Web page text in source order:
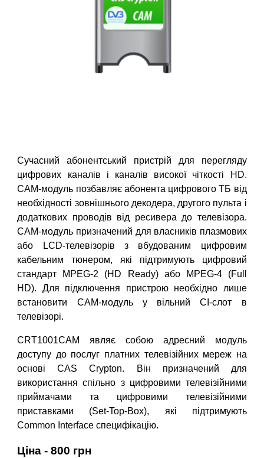
Сучасний абонентський пристрій для перегляду
цифрових каналів і каналів високої чіткості HD.
CAM-модуль позбавляє абонента цифрового ТБ від
необхідності зовнішнього декодера, другого пульта і
додаткових проводів від ресивера до телевізора.
CAM-модуль призначений для власників плазмових
або LCD-телевізорів з вбудованим цифровим
кабельним тюнером, які підтримують цифровий
стандарт MPEG-2 (HD Ready) або MPEG-4 (Full
HD). Для підключення пристрою необхідно лише
встановити CAM-модуль у вільний CI-слот в
телевізорі.
CRT1001CAM являє собою адресний модуль
доступу до послуг платних телевізійних мереж на
основі CAS Crypton. Він призначений для
використання спільно з цифровими телевізійними
приймачами та цифровими телевізійними
приставками (Set-Top-Box), які підтримують
Common Interface специфікацію.
Ціна -800 грн